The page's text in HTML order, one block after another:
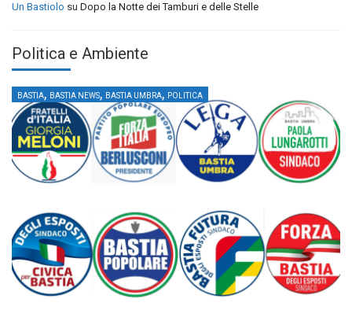
Un Bastiolo su Dopo la Notte dei Tamburi e delle Stelle
Politica e Ambiente
BASTIA, BASTIA NEWS, BASTIA UMBRA, POLITICA